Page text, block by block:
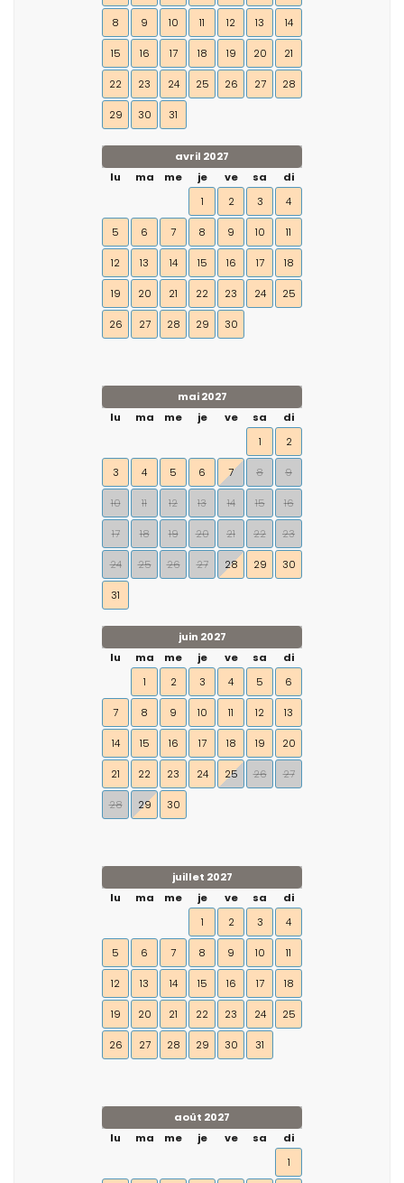
8 9 10 11 12 13 14
15 16 17 18 19 20 21
22 23 24 25 26 27 28
29 30 31
avril 2027
lu
ma me je ve sa
di
1
2 3 4
5 6 7 8 9 10 11
12 13 14 15 16 17 18
19 20 21 22 23 24 25
26 27 28 29 30
mai 2027
lu
ma me je ve sa
di
1
2
3 4 5 6 7 8 9
10 11 12 13 14 15 16
17 18 19 20 21 22 23
24 25 26 27 28 29 30
31
juin 2027
lu
ma me je ve sa
di
1
2 3 4 5 6
7 8 9 10 11 12 13
14 15 16 17 18 19 20
21 22 23 24 25 26 27
28 29 30
juillet 2027
lu
ma me je ve sa
di
1
2 3 4
5 6 7 8 9 10 11
12 13 14 15 16 17 18
19 20 21 22 23 24 25
26 27 28 29 30 31
août 2027
lu
ma me je ve sa
di
1